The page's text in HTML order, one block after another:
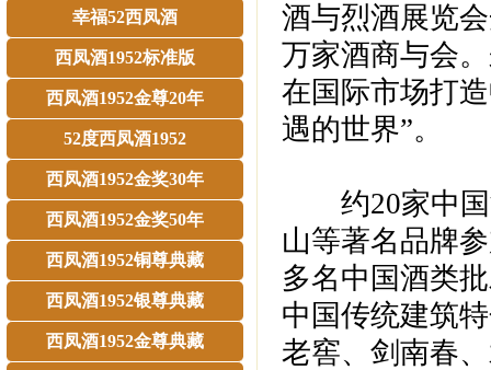
幸福52西凤酒
西凤酒1952标准版
西凤酒1952金尊20年
52度西凤酒1952
西凤酒1952金奖30年
西凤酒1952金奖50年
西凤酒1952铜尊典藏
西凤酒1952银尊典藏
西凤酒1952金尊典藏
酒与烈酒展览
万家酒商与会
在国际市场打
遇的世界”。
约20家中国
山等著名品牌
多名中国酒类
中国传统建筑
老窖、剑南春